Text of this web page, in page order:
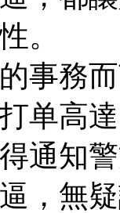
。
事務
单高
通知
，無